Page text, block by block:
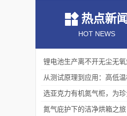
热点新闻
HOT NEWS
氮气庇护下的洁净烘箱之旅